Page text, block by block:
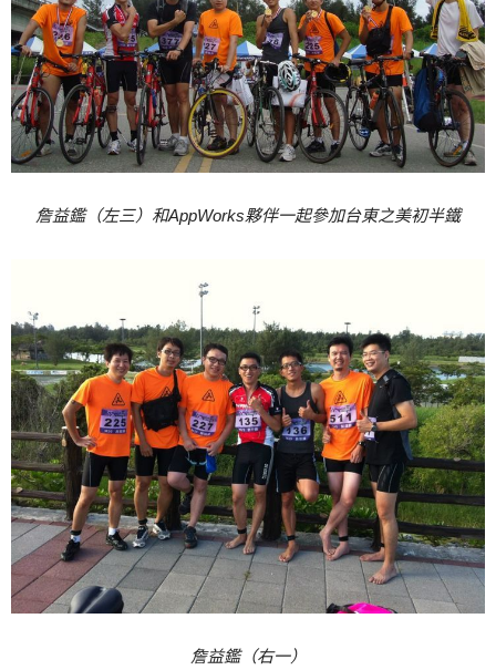
詹益鑑（左三）和AppWorks夥伴一起參加台東之美初半鐵
詹益鑑（右一）